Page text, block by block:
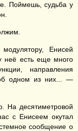
Поймешь, судьба у
Енисей
неё есть еще много
направления
об одном из них... —
На десятиметровой
с Енисеем окутал
сообщение о